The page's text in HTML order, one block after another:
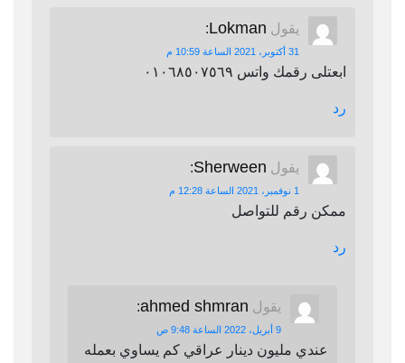
يقول Lokman
:
31 أكتوبر، 2021 الساعة 10:59 م
ابعتلى رقمك واتس ٠١٠٦٨٥٠٧٥٦٩
رد
يقول Sherween
:
1 نوفمبر، 2021 الساعة 12:28 م
ممكن رقم للتواصل
رد
يقول ahmed shmran
:
9 أبريل، 2022 الساعة 9:48 ص
عندي مليون دينار عراقي كم يساوي بعمله